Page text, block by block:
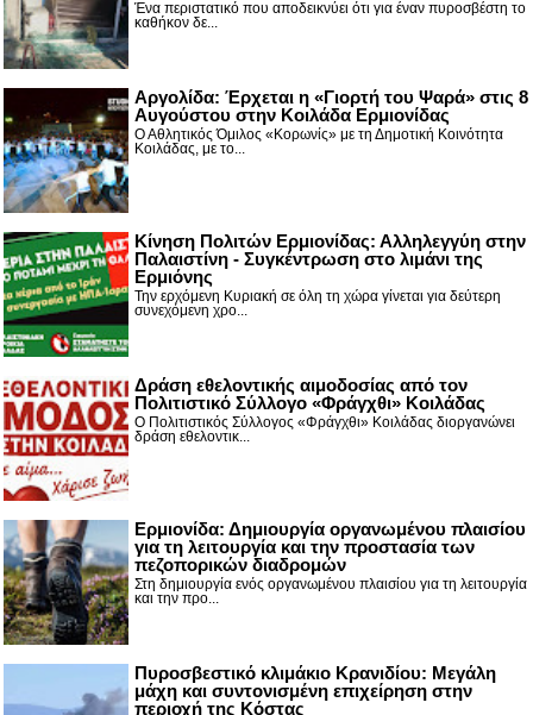
Ένα περιστατικό που αποδεικνύει ότι για έναν πυροσβέστη το
καθήκον δε...
Αργολίδα: Έρχεται η «Γιορτή του Ψαρά» στις 8
Αυγούστου στην Κοιλάδα Ερμιονίδας
Ο Αθλητικός Όμιλος «Κορωνίς» με τη Δημοτική Κοινότητα
Κοιλάδας, με το...
Κίνηση Πολιτών Ερμιονίδας: Αλληλεγγύη στην
Παλαιστίνη - Συγκέντρωση στο λιμάνι της
Ερμιόνης
Την ερχόμενη Κυριακή σε όλη τη χώρα γίνεται για δεύτερη
συνεχόμενη χρο...
Δράση εθελοντικής αιμοδοσίας από τον
Πολιτιστικό Σύλλογο «Φράγχθι» Κοιλάδας
Ο Πολιτιστικός Σύλλογος «Φράγχθι» Κοιλάδας διοργανώνει
δράση εθελοντικ...
Ερμιονίδα: Δημιουργία οργανωμένου πλαισίου
για τη λειτουργία και την προστασία των
πεζοπορικών διαδρομών
Στη δημιουργία ενός οργανωμένου πλαισίου για τη λειτουργία
και την προ...
Πυροσβεστικό κλιμάκιο Κρανιδίου: Μεγάλη
μάχη και συντονισμένη επιχείρηση στην
περιοχή της Κόστας